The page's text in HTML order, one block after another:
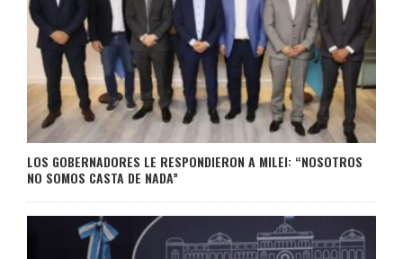
LOS GOBERNADORES LE RESPONDIERON A MILEI: “NOSOTROS
NO SOMOS CASTA DE NADA”